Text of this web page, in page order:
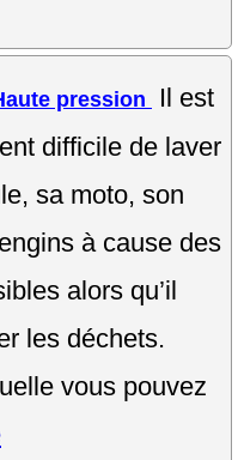
pression
Il est
difficile de laver
sa moto, son
à cause des
alors qu’il
les déchets.
vous pouvez